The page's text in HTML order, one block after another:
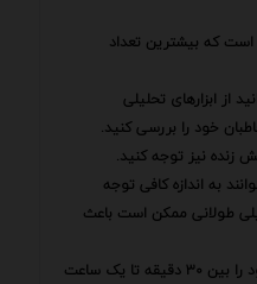
است که بیشترین تعداد
از ابزارهای تحلیلی
خود را بررسی کنید.
زنده نیز توجه کنید.
به اندازه کافی توجه
طولانی ممکن است باعث
به طور کلی سعی کنید لایوهای خود را بین ۳۰ دقیقه تا یک ساعت